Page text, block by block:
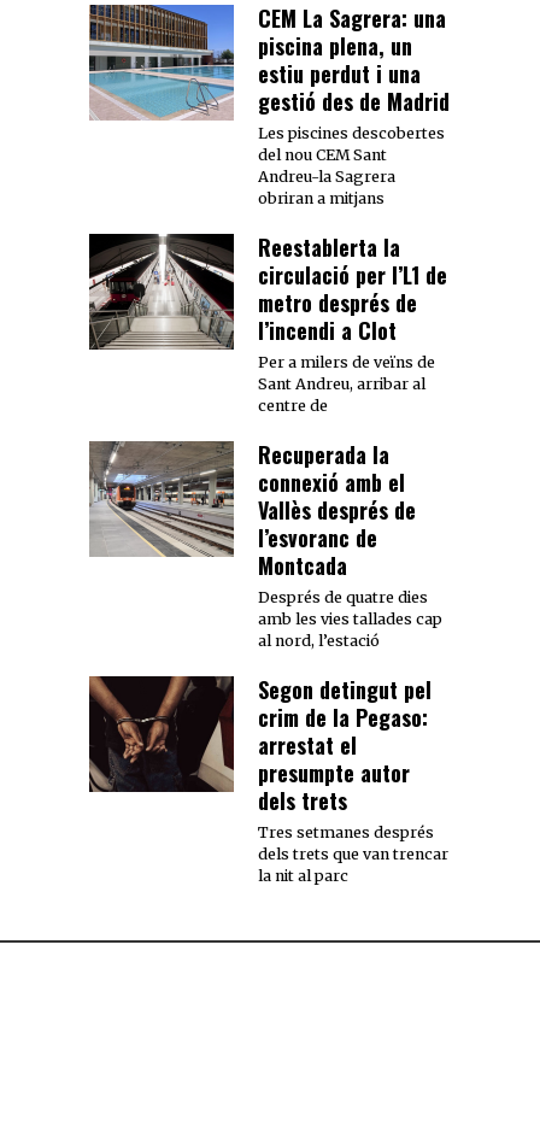
CEM La Sagrera: una
piscina plena, un
estiu perdut i una
gestió des de Madrid
Les piscines descobertes
del nou CEM Sant
Andreu-la Sagrera
obriran a mitjans
Reestablerta la
circulació per l’L1 de
metro després de
l’incendi a Clot
Per a milers de veïns de
Sant Andreu, arribar al
centre de
Recuperada la
connexió amb el
Vallès després de
l’esvoranc de
Montcada
Després de quatre dies
amb les vies tallades cap
al nord, l’estació
Segon detingut pel
crim de la Pegaso:
arrestat el
presumpte autor
dels trets
Tres setmanes després
dels trets que van trencar
la nit al parc